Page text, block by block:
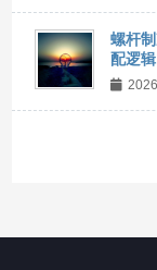
螺杆
配逻辑